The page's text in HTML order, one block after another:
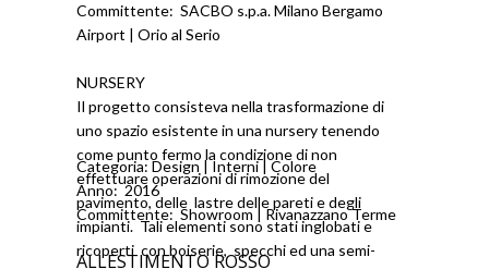
Committente: SACBO s.p.a. Milano Bergamo
Airport | Orio al Serio
NURSERY
Il progetto consisteva nella trasformazione di
uno spazio esistente in una nursery tenendo
come punto fermo la condizione di non
effettuare operazioni di rimozione del
pavimento, delle lastre delle pareti e degli
impianti. Tali elementi sono stati inglobati e
ricoperti con boiserie, specchi ed una semi-
Categoria: Design | Interni | Colore
Anno: 2016
Committente: Showroom | Rivanazzano Terme
ALLESTIMENTO ROSSO